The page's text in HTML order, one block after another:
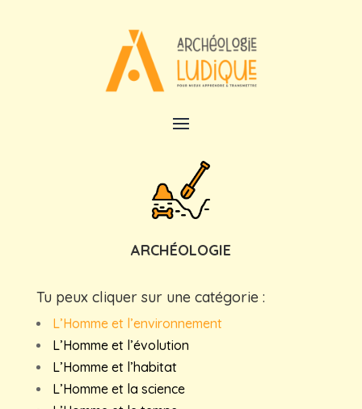
ARCHÉOLOGIE
Tu peux cliquer sur une catégorie :
L’Homme et l’environnement
L’Homme et l’évolution
L’Homme et l’habitat
L’Homme et la science